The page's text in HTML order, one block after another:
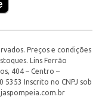
Preços e condições
Lins Ferrão
404 – Centro –
5353 Inscrito no CNPJ sob